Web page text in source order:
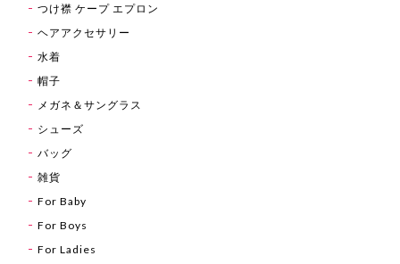
つけ襟 ケープ エプロン
ヘアアクセサリー
水着
帽子
メガネ＆サングラス
シューズ
バッグ
雑貨
For Baby
For Boys
For Ladies